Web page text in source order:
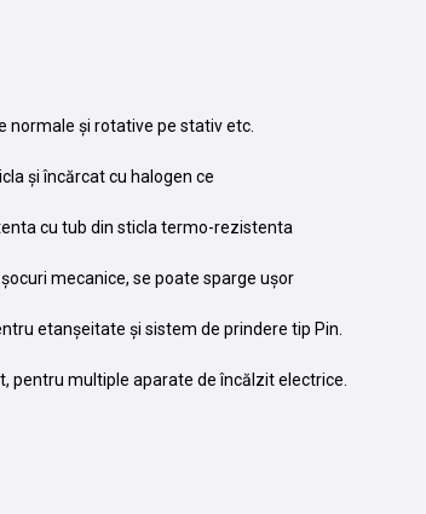
normale și rotative pe stativ etc.
și încărcat cu halogen ce
cu tub din sticla termo-rezistenta
mecanice, se poate sparge ușor
etanșeitate și sistem de prindere tip Pin.
pentru multiple aparate de încălzit electrice.